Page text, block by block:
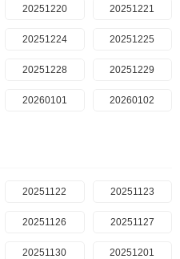
20260119 20260120
20260124 20260125
20260128 20260129
20260201 20260202
20260213 20260214
20260217 20260218
20260221 20260222
20251220 20251221
20251224 20251225
20251228 20251229
20260101 20260102
20260113 20260114
20260117 20260118
20260121 20260122
20251122 20251123
20251126 20251127
20251130 20251201